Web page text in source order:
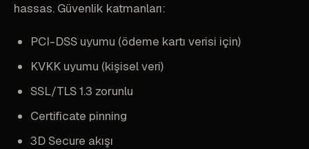
hassas. Güvenlik katmanları:
PCI-DSS uyumu (ödeme kartı verisi için)
KVKK uyumu (kişisel veri)
SSL/TLS 1.3 zorunlu
Certificate pinning
3D Secure akışı